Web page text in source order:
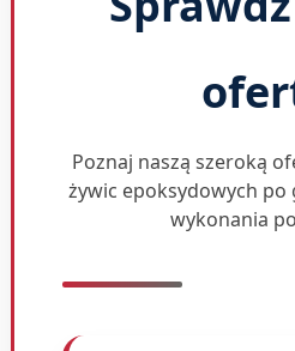
Poznaj naszą szeroką
żywic epoksydowych
wykonania